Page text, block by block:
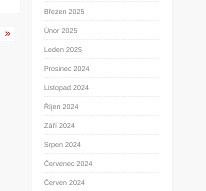
Březen 2025
Únor 2025
Leden 2025
Prosinec 2024
Listopad 2024
Říjen 2024
Září 2024
Srpen 2024
Červenec 2024
Červen 2024